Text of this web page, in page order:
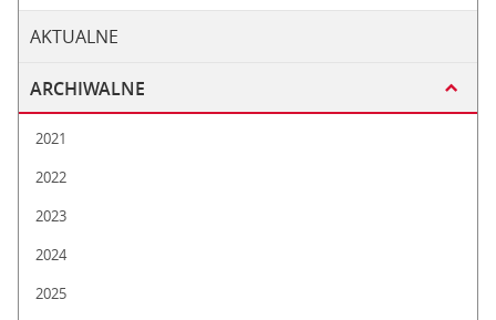
AKTUALNE
ARCHIWALNE
2021
2022
2023
2024
2025